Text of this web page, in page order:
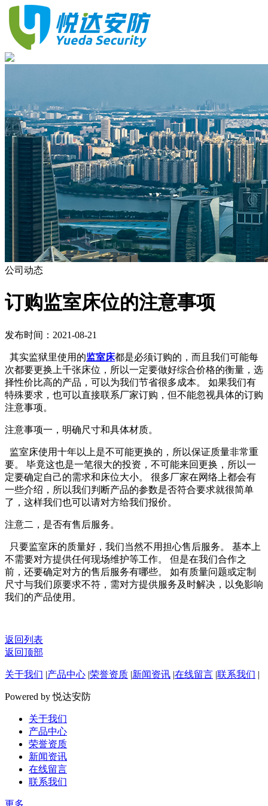
公司动态
订购监室床位的注意事项
发布时间：2021-08-21
其实监狱里使用的监室床都是必须订购的，而且我们可能每
次都要更换上千张床位，所以一定要做好综合价格的衡量，选
择性价比高的产品，可以为我们节省很多成本。 如果我们有
特殊要求，也可以直接联系厂家订购，但不能忽视具体的订购
注意事项。
注意事项一，明确尺寸和具体材质。
监室床使用十年以上是不可能更换的，所以保证质量非常重
要。 毕竟这也是一笔很大的投资，不可能来回更换，所以一
定要确定自己的需求和床位大小。 很多厂家在网络上都会有
一些介绍，所以我们判断产品的参数是否符合要求就很简单
了，这样我们也可以请对方给我们报价。
注意二，是否有售后服务。
只要监室床的质量好，我们当然不用担心售后服务。 基本上
不需要对方提供任何现场维护等工作。 但是在我们合作之
前，还要确定对方的售后服务有哪些。 如有质量问题或定制
尺寸与我们原要求不符，需对方提供服务及时解决，以免影响
我们的产品使用。
返回列表
返回顶部
关于我们 |产品中心 |荣誉资质 |新闻资讯 |在线留言 |联系我们 |
Powered by 悦达安防
关于我们
产品中心
荣誉资质
新闻资讯
在线留言
联系我们
更多